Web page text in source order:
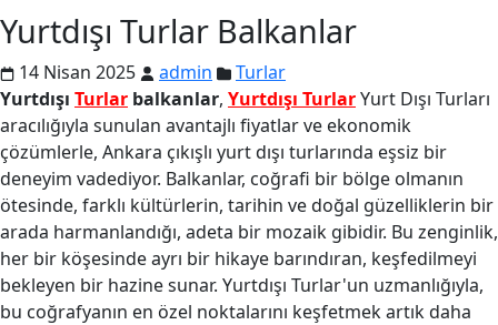
Yurtdışı Turlar Balkanlar
14 Nisan 2025 admin
Turlar
Yurtdışı Turlar balkanlar, Yurtdışı TurlarYurt Dışı Turları
aracılığıyla sunulan avantajlı fiyatlar ve ekonomik
çözümlerle, Ankara çıkışlı yurt dışı turlarında eşsiz bir
deneyim vadediyor. Balkanlar, coğrafi bir bölge olmanın
ötesinde, farklı kültürlerin, tarihin ve doğal güzelliklerin bir
arada harmanlandığı, adeta bir mozaik gibidir. Bu zenginlik,
her bir köşesinde ayrı bir hikaye barındıran, keşfedilmeyi
bekleyen bir hazine sunar. Yurtdışı Turlar'un uzmanlığıyla,
bu coğrafyanın en özel noktalarını keşfetmek artık daha